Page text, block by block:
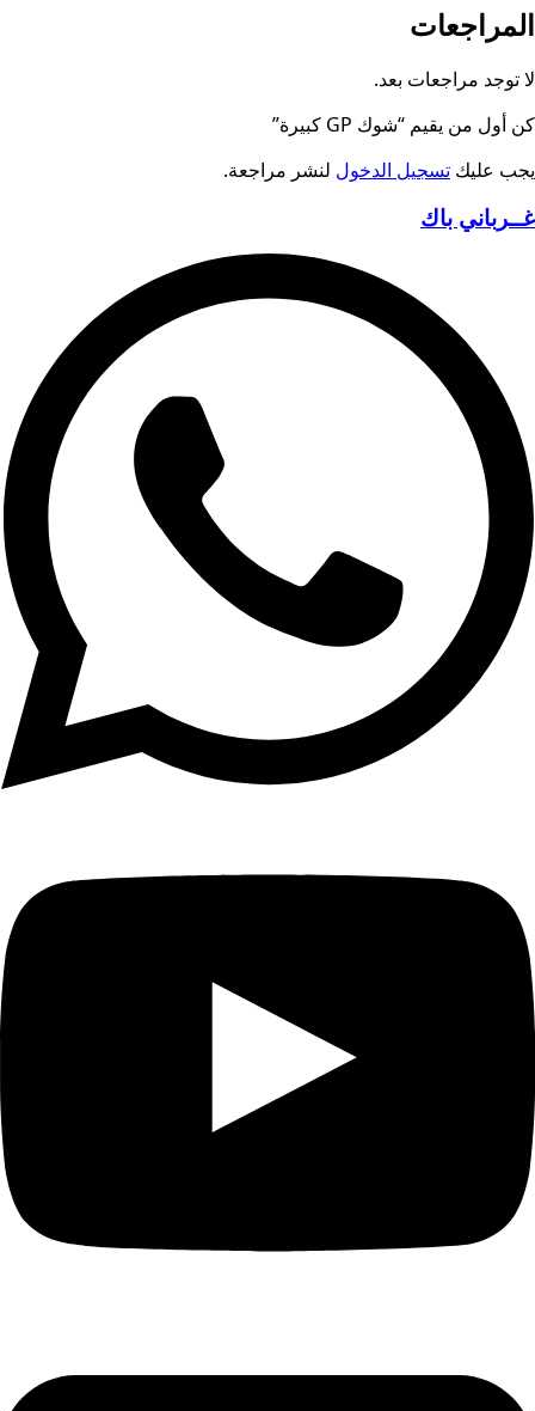
المراجعات
لا توجد مراجعات بعد.
كن أول من يقيم “شوك GP كبيرة”
يجب عليك تسجيل الدخول لنشر مراجعة.
غــرباني باك